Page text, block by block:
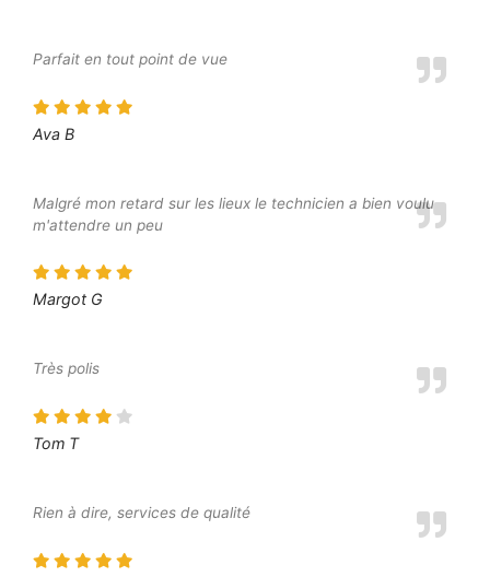
Parfait en tout point de vue
Ava B
Malgré mon retard sur les lieux le technicien a bien voulu
m'attendre un peu
Margot G
Très polis
Tom T
Rien à dire, services de qualité